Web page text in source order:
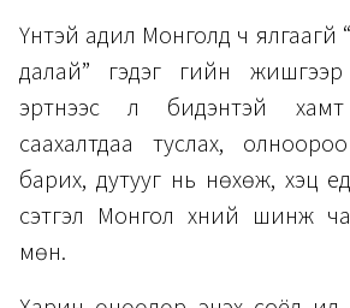
Үүнтэй адил Монголд ч ялгаагүй
далай” гэдэг үгийн
эртнээс л бидэнтэй
саахалтдаа туслах,
барих, дутууг нь нөхөж, хэцүү
сэтгэл Монгол хүний шинж
мөн.